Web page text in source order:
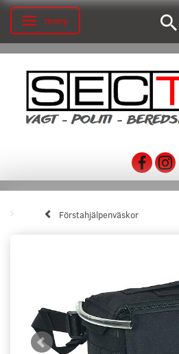
Ändra navigering
meny
Förstahjälpenväskor